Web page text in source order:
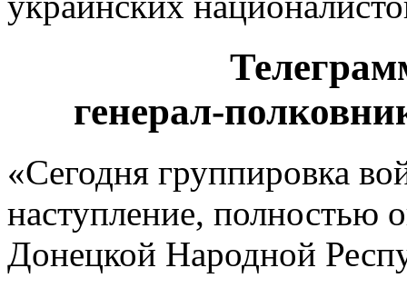
генерал-
«Сегодня группировка
наступление, полностью
Донецкой Народной